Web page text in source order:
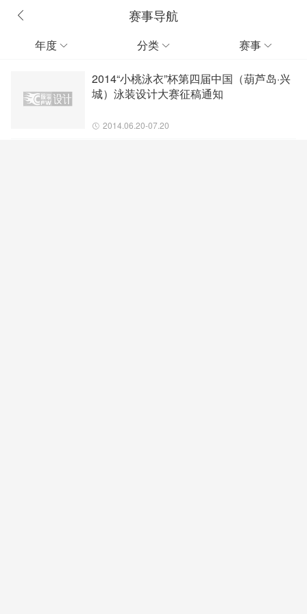
赛事导航
年度  分类  赛事 
2014“小桃泳衣”杯第四届中国（葫芦岛·兴
城）泳装设计大赛征稿通知
2014.06.20-07.20